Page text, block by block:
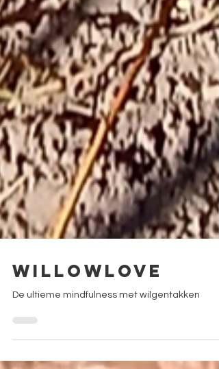
Willowlove
De ultieme mindfulness met wilgentakken